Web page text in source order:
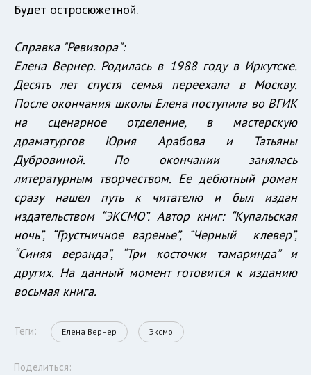
Будет остросюжетной.
Справка "Ревизора":
Елена Вернер. Родилась в 1988 году в Иркутске.
Десять лет спустя семья переехала в Москву.
После окончания школы Елена поступила во ВГИК
на сценарное отделение, в мастерскую
драматургов Юрия Арабова и Татьяны
Дубровиной. По окончании занялась
литературным творчеством. Ее дебютный роман
сразу нашел путь к читателю и был издан
издательством “ЭКСМО”. Автор книг: “Купальская
ночь”, “Грустничное варенье”, “Черный клевер”,
“Синяя веранда”, “Три косточки тамаринда” и
других. На данный момент готовится к изданию
восьмая книга.
Теги: Елена Вернер Эксмо
Поделиться: